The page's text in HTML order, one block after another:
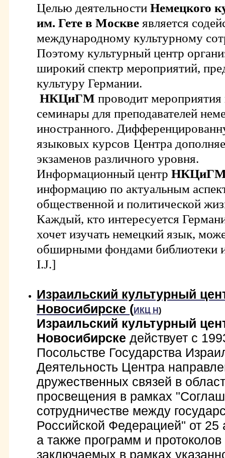
Целью деятельности Немецкого
им. Гете в Москве является
международному культурному
Поэтому культурный центр
широкий спектр мероприятий,
культуру Германии.
НКЦиГМ проводит
семинары для преподавателей
иностранного.
языковых курсов Центра
экзаменов различного уровня.
Информационный центр
информацию по актуальным
общественной и политической
Каждый, кто интересуется
хочет изучать немецкий язык,
обширными фондами библиотеки
I.J.]
Израильский культурный
Новосибирске (ИКЦ Н)
Израильский культурный
Новосибирске действует с
Посольстве Государства
Деятельность Центра
дружественных связей в
просвещения в рамках
сотрудничестве между
Российской Федерацией" от 25
а также программ и протоколов
заключаемых в рамках